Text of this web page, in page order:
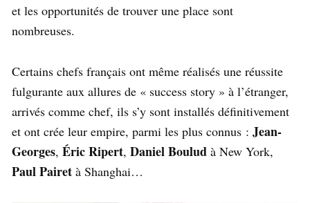
et les opportunités de trouver une place sont
nombreuses.
Certains chefs français ont même réalisés une réussite
fulgurante aux allures de « success story » à l’étranger,
arrivés comme chef, ils s’y sont installés définitivement
et ont crée leur empire, parmi les plus connus : Jean-
Georges, Éric Ripert, Daniel Boulud à New York,
Paul Pairet à Shanghai…